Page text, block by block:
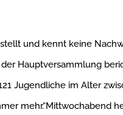
und kennt keine
Hauptversammlung
Jugendliche im Alter
mehr.“Mittwochabend